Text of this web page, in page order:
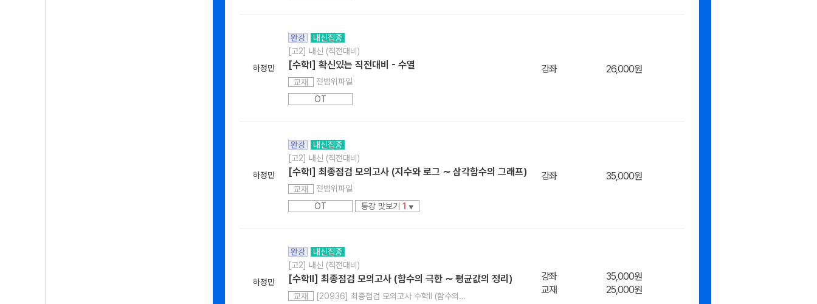
하정민
완강
내신집중
[고2] 내신 (직전대비)
[수학l] 확신있는 직전대비 - 수열
교재
전범위파일
OT
강좌 26,000원
하정민
완강
내신집중
[고2] 내신 (직전대비)
[수학l] 최종점검 모의고사 (지수와 로그 ∼ 삼각함수의 그래프)
교재
전범위파일
OT
통강 맛보기 1 ▼
강좌 35,000원
하정민
완강
내신집중
[고2] 내신 (직전대비)
[수학ll] 최종점검 모의고사 (함수의 극한 ∼ 평균값의 정리)
교재
[20936] 최종점검 모의고사 수학ll (함수의 극한 - 평균값의 정리)
강좌
35,000원
교재
25,000원